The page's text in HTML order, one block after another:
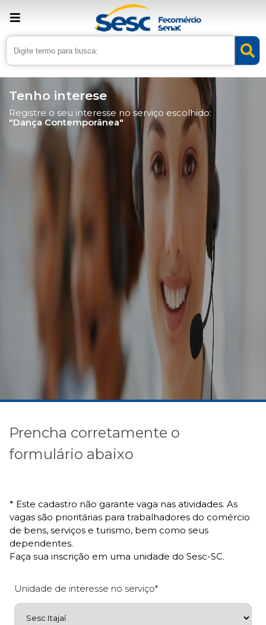
Tenho interese
Registre o seu interesse no serviço escolhido:
"Dança Contemporânea"
Prencha corretamente o
formulário abaixo
* Este cadastro não garante vaga nas atividades. As
vagas são prioritárias para trabalhadores do comércio
de bens, serviços e turismo, bem como seus
dependentes.
Faça sua inscrição em uma unidade do Sesc-SC.
Unidade de interesse no serviço*